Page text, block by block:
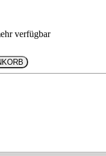
verfügbar